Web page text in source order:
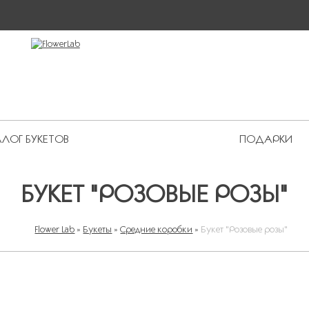
БУКЕТОВ ПОДАРКИ
БУКЕТ "РОЗОВЫЕ РОЗЫ"
Flower Lab » Букеты » Средние коробки » Букет "Розовые розы"